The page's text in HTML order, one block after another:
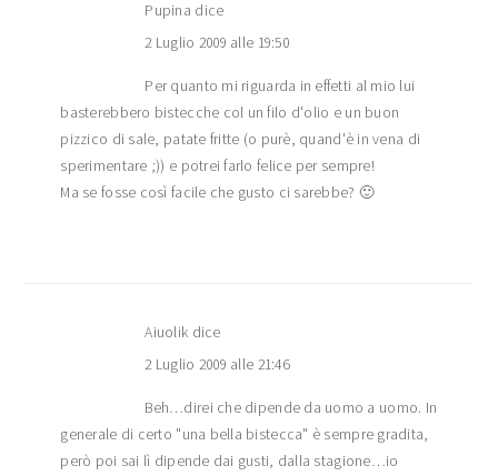
Pupina dice
2 Luglio 2009 alle 19:50
Per quanto mi riguarda in effetti al mio lui
basterebbero bistecche col un filo d'olio e un buon
pizzico di sale, patate fritte (o purè, quand'è in vena di
sperimentare ;)) e potrei farlo felice per sempre!
Ma se fosse così facile che gusto ci sarebbe? 🙂
Aiuolik dice
2 Luglio 2009 alle 21:46
Beh…direi che dipende da uomo a uomo. In
generale di certo "una bella bistecca" è sempre gradita,
però poi sai lì dipende dai gusti, dalla stagione…io